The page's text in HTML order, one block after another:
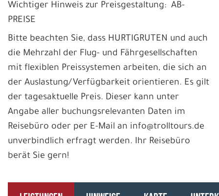
Wichtiger Hinweis zur Preisgestaltung: AB-
PREISE
Bitte beachten Sie, dass HURTIGRUTEN und auch
die Mehrzahl der Flug- und Fährgesellschaften
mit flexiblen Preissystemen arbeiten, die sich an
der Auslastung/Verfügbarkeit orientieren. Es gilt
der tagesaktuelle Preis. Dieser kann unter
Angabe aller buchungsrelevanten Daten im
Reisebüro oder per E-Mail an info@trolltours.de
unverbindlich erfragt werden. Ihr Reisebüro
berät Sie gern!